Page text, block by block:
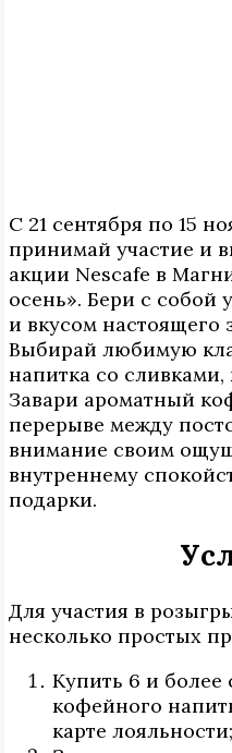
С 21 сентября по 15
принимай участие и
акции Nescafe в
осень». Бери с собой
и вкусом настоящего
Выбирай любимую
напитка со
Завари ароматный
перерыве между
внимание своим
внутреннему
подарки.
Для участия в
несколько простых
Купить 6 и более
кофейного
карте лояльности;